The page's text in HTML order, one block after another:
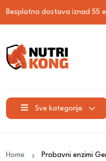
Besplatna dostava iznad 55
Sve kategorije
Home Probavni enzimi